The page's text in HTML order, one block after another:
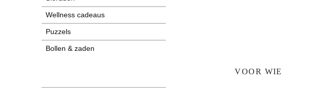
Wellness cadeaus
Puzzels
Bollen & zaden
VOOR WIE